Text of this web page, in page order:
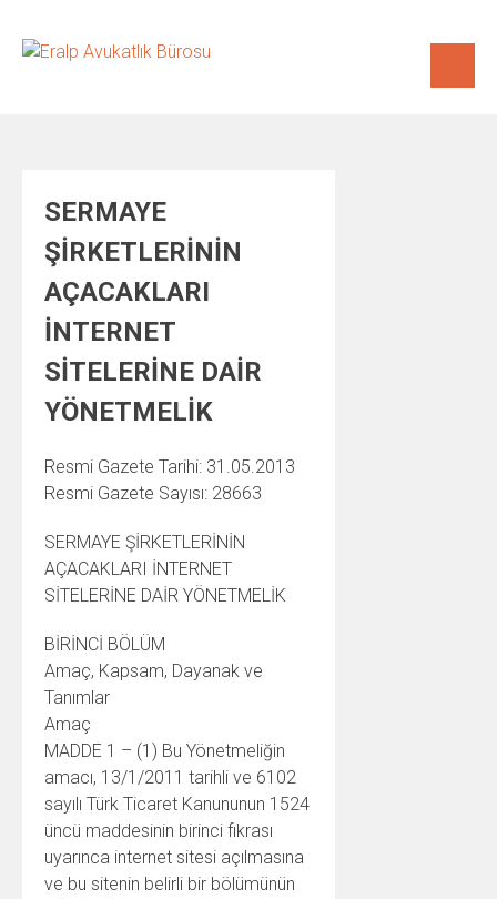
content
SERMAYE
ŞİRKETLERİNİN
AÇACAKLARI
İNTERNET
SİTELERİNE DAİR
YÖNETMELİK
Resmi Gazete Tarihi: 31.05.2013
Resmi Gazete Sayısı: 28663
SERMAYE ŞİRKETLERİNİN
AÇACAKLARI İNTERNET
SİTELERİNE DAİR YÖNETMELİK
BİRİNCİ BÖLÜM
Amaç, Kapsam, Dayanak ve
Tanımlar
Amaç
MADDE 1 – (1) Bu Yönetmeliğin
amacı, 13/1/2011 tarihli ve 6102
sayılı Türk Ticaret Kanununun 1524
üncü maddesinin birinci fıkrası
uyarınca internet sitesi açılmasına
ve bu sitenin belirli bir bölümünün